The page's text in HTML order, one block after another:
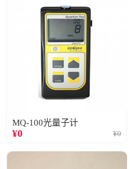
MQ-100光量子计
¥0 ¥0